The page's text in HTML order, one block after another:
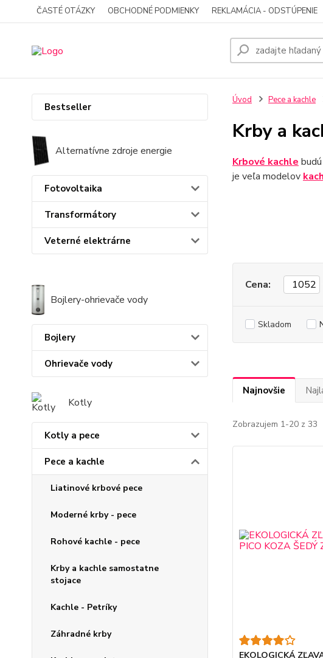
ČASTÉ OTÁZKY OBCHODNÉ PODMIENKY REKLAMÁCIA - ODSTÚPENIE
Bestseller
Alternatívne zdroje energie
Fotovoltaika
Transformátory
Veterné elektrárne
Bojlery-ohrievače vody
Bojlery
Ohrievače vody
Kotly
Kotly a pece
Pece a kachle
Liatinové krbové pece
Moderné krby - pece
Rohové kachle - pece
Krby a kachle samostatne
stojace
Kachle - Petríky
Záhradné krby
Úvod Pece a kachle
Krby a
Krbové kachle
je veľa modelov
Cena:
Skladom
Najnovšie
Zobrazujem 1-20 z 33
EKOLOGICKÁ